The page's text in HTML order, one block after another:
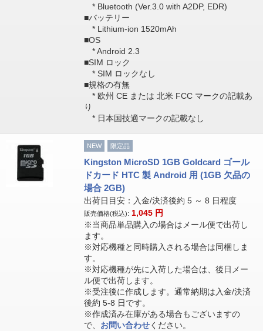
* Bluetooth (Ver.3.0 with A2DP, EDR)
■バッテリー
* Lithium-ion 1520mAh
■OS
* Android 2.3
■SIM ロック
* SIM ロックなし
■規格の有無
* 欧州 CE または 北米 FCC マークの記載あ
り
* 日本国技適マークの記載なし
NEW 限定品
Kingston MicroSD 1GB Goldcard ゴール
ドカード HTC 製 Android 用 (1GB 欠品の
場合 2GB)
出荷日目安：入金/決済後約 5 ～ 8 日程度
販売価格(税込): 1,045 円
※当商品単品購入の場合はメール便で出荷し
ます。
※対応機種と同時購入される場合は同梱しま
す。
※対応機種が先に入荷した場合は、後日メー
ル便で出荷します。
※受注後に作成します。通常納期は入金/決済
後約 5-8 日です。
※作成済み在庫がある場合もございますの
で、 お問い合わせください。